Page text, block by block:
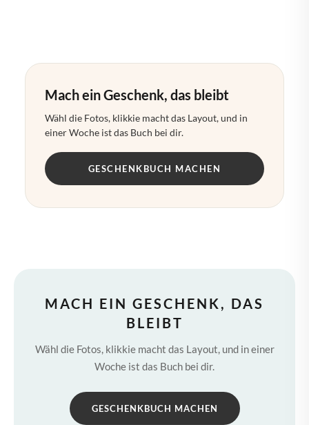
Mach ein Geschenk, das bleibt
Wähl die Fotos, klikkie macht das Layout, und in
einer Woche ist das Buch bei dir.
GESCHENKBUCH MACHEN
MACH EIN GESCHENK, DAS
BLEIBT
Wähl die Fotos, klikkie macht das Layout, und in einer
Woche ist das Buch bei dir.
GESCHENKBUCH MACHEN